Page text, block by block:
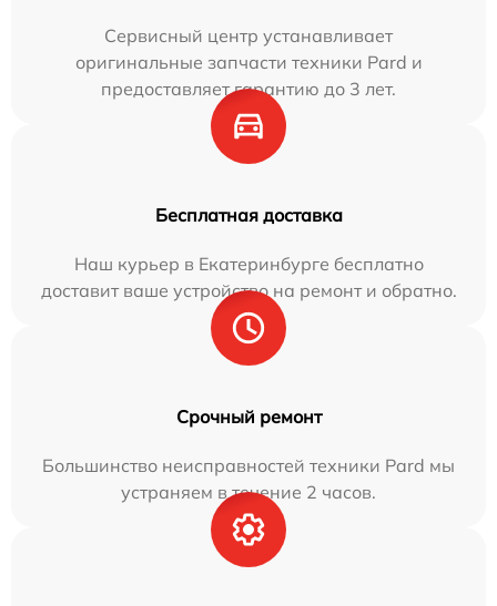
Сервисный центр устанавливает
оригинальные запчасти техники Pard и
предоставляет гарантию до 3 лет.
Бесплатная доставка
Наш курьер в Екатеринбурге бесплатно
доставит ваше устройство на ремонт и обратно.
Срочный ремонт
Большинство неисправностей техники Pard мы
устраняем в течение 2 часов.